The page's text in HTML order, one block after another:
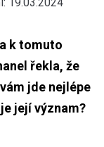
k tomuto
řekla, že
jde nejlépe
její význam?